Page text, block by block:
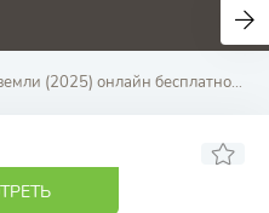
(2025) онлайн бесплатно на LordFilm